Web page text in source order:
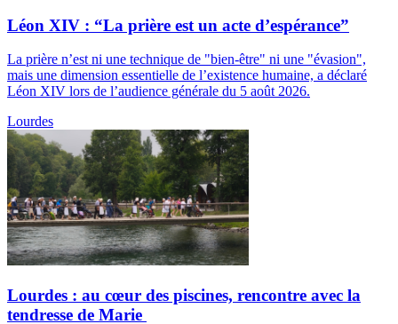
Léon XIV : “La prière est un acte d’espérance”
La prière n’est ni une technique de "bien-être" ni une "évasion",
mais une dimension essentielle de l’existence humaine, a déclaré
Léon XIV lors de l’audience générale du 5 août 2026.
Lourdes
Lourdes : au cœur des piscines, rencontre avec la
tendresse de Marie